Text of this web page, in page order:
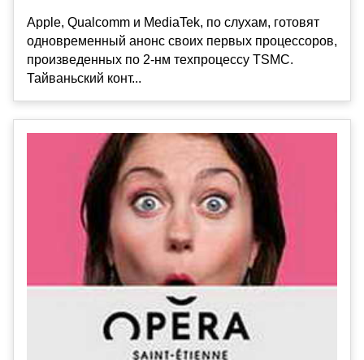
Apple, Qualcomm и MediaTek, по слухам, готовят
одновременный анонс своих первых процессоров,
произведенных по 2-нм техпроцессу TSMC.
Тайваньский конт...